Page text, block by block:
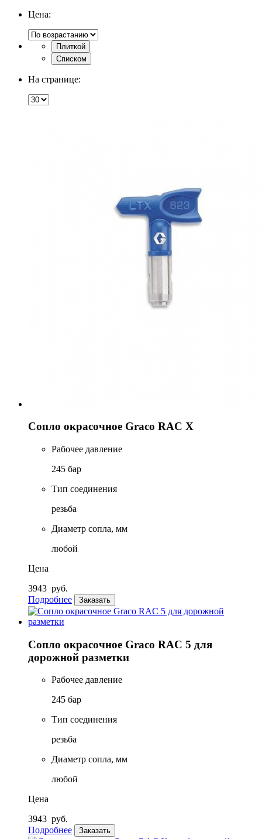
Цена:
Плиткой
Списком
На странице:
Сопло окрасочное Graco RAC X
Рабочее давление
245 бар
Тип соединения
резьба
Диаметр сопла, мм
любой
Цена
3943 руб.
Подробнее
Заказать
Сопло окрасочное Graco RAC 5 для
дорожной разметки
Рабочее давление
245 бар
Тип соединения
резьба
Диаметр сопла, мм
любой
Цена
3943 руб.
Подробнее
Заказать